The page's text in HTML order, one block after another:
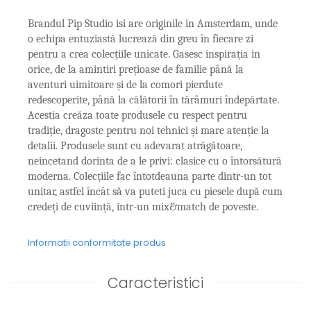
RENAISSANCE GOLD
ANTHEMION BLUE
BUTTERFLY BLOOM
OLD COUNTRY ROSES
PASHMINA
SIGNET PLATINUM
CELESTIAL GOLD
NATURE
CHINOISERIE WHITE
JASPER CONRAN WHITE
GILDED MUSE
WONDERLUST
MORRIS&AMP;CO
Brandul Pip Studio isi are originile in Amsterdam, unde
o echipa entuziastă lucrează din greu în fiecare zi
pentru a crea colecțiile unicate. Gasesc inspirația in
orice, de la amintiri prețioase de familie până la
aventuri uimitoare și de la comori pierdute
redescoperite, până la călătorii în tărâmuri îndepărtate.
Acestia creăza toate produsele cu respect pentru
tradiție, dragoste pentru noi tehnici și mare atenție la
detalii. Produsele sunt cu adevarat atrăgătoare,
neincetand dorinta de a le privi: clasice cu o întorsătură
moderna. Colecțiile fac întotdeauna parte dintr-un tot
unitar, astfel încât să va puteti juca cu piesele după cum
credeți de cuviință, intr-un mix&match de poveste.
Informatii conformitate produs
Caracteristici